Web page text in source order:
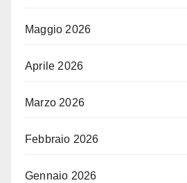
Maggio 2026
Aprile 2026
Marzo 2026
Febbraio 2026
Gennaio 2026